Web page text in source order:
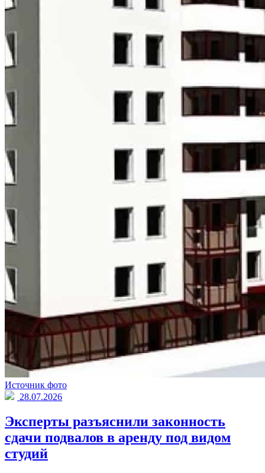
Источник фото
28.07.2026
Эксперты разъяснили законность
сдачи подвалов в аренду под видом
студий